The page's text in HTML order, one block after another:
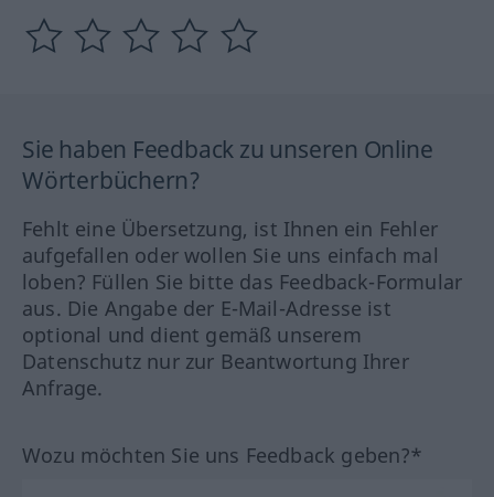
Sie haben Feedback zu unseren Online
Wörterbüchern?
Fehlt eine Übersetzung, ist Ihnen ein Fehler
aufgefallen oder wollen Sie uns einfach mal
loben? Füllen Sie bitte das Feedback-Formular
aus. Die Angabe der E-Mail-Adresse ist
optional und dient gemäß unserem
Datenschutz nur zur Beantwortung Ihrer
Anfrage.
Wozu möchten Sie uns Feedback geben?*